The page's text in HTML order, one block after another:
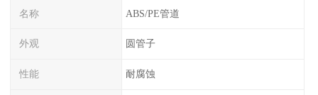
名称 ABS/PE管道
外观 圆管子
性能 耐腐蚀